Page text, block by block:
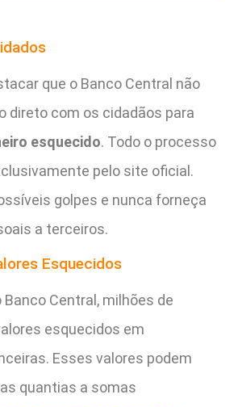
que o Banco Central não
direto com os cidadãos para
esquecido. Todo o processo
pelo site oficial.
golpes e nunca forneça
a terceiros.
Esquecidos
Banco Central, milhões de
esquecidos em
Esses valores podem
quantias a somas